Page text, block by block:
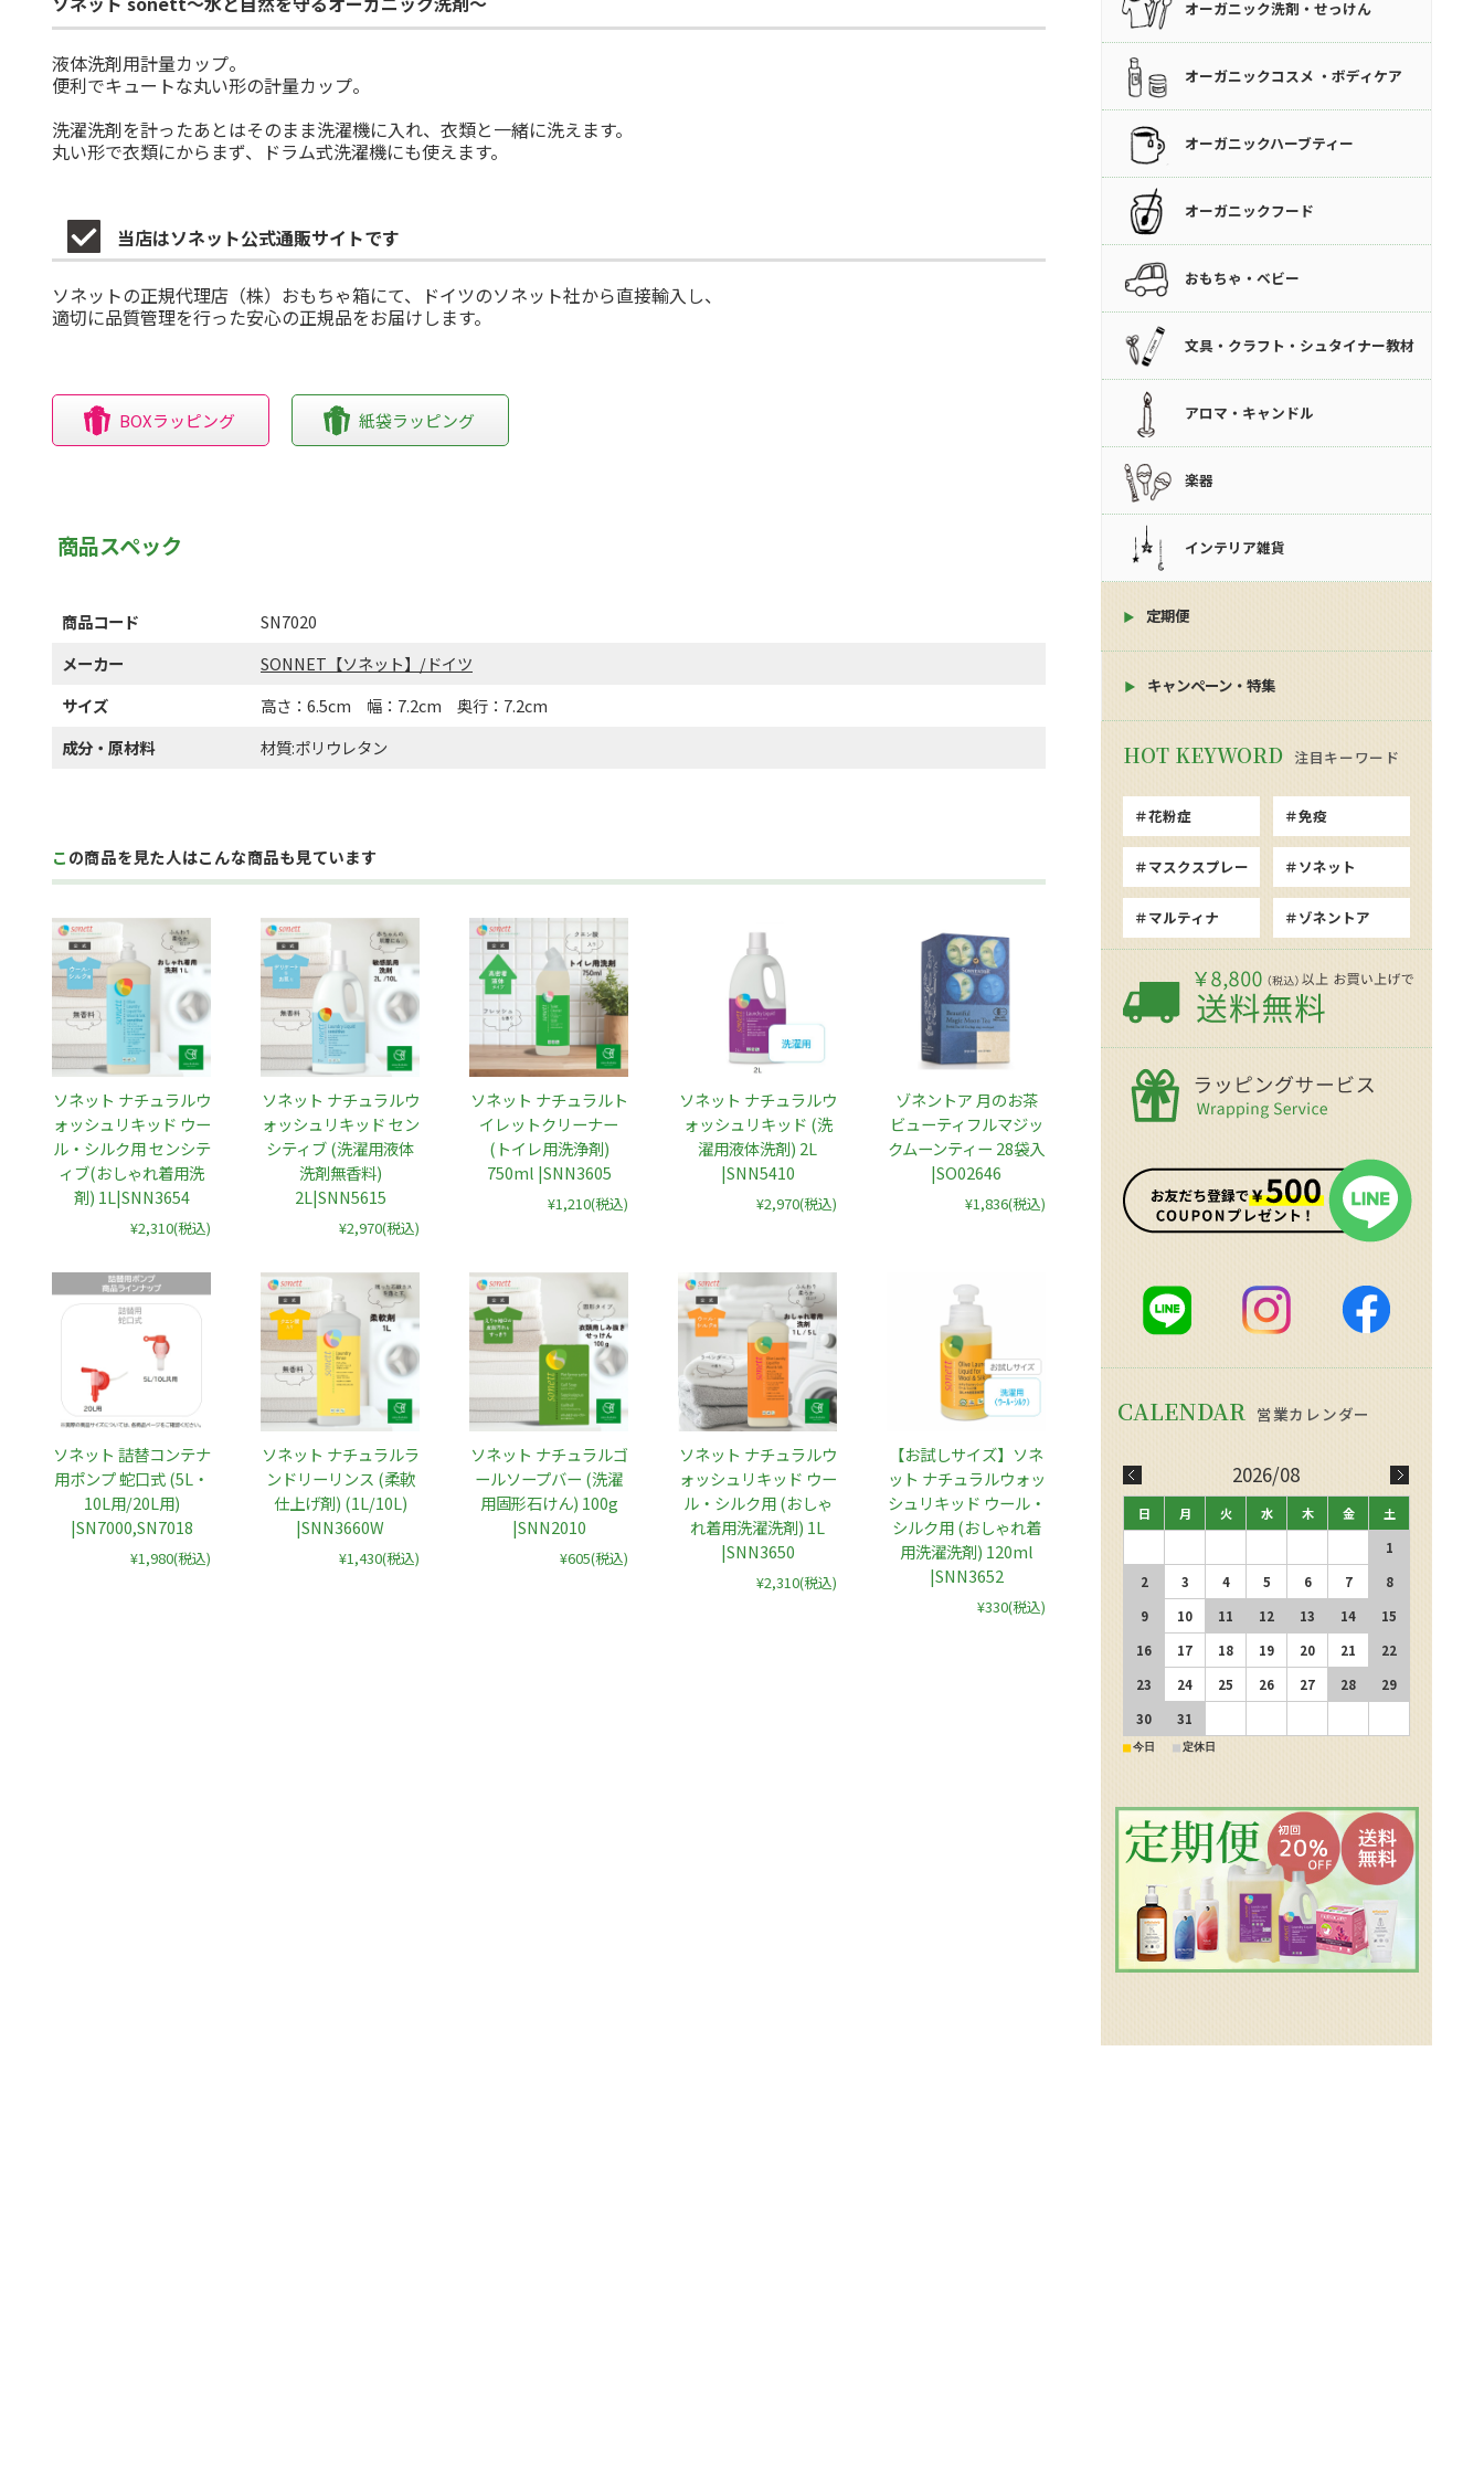
液体洗剤用計量カップ。
便利でキュートな丸い形の計量カップ。
洗濯洗剤を計ったあとはそのまま洗濯機に入れ、衣類と一緒に洗えます。
丸い形で衣類にからまず、ドラム式洗濯機にも使えます。
当店はソネット公式通販サイトです
ソネットの正規代理店（株）おもちゃ箱にて、ドイツのソネット社から直接輸入し、
適切に品質管理を行った安心の正規品をお届けします。
BOXラッピング 紙袋ラッピング
商品スペック
商品コード
SN7020
メーカー
SONNET【ソネット】/ドイツ
サイズ
高さ：6.5cm 幅：7.2cm 奥行：7.2cm
成分・原材料
材質:ポリウレタン
この商品を見た人はこんな商品も見ています
ソネット ナチュラルウ
ォッシュリキッド ウー
ル・シルク用 センシテ
ィブ(おしゃれ着用洗
剤) 1L|SNN3654
¥2,310(税込)
ソネット ナチュラルウ
ォッシュリキッド セン
シティブ (洗濯用液体
洗剤無香料)
2L|SNN5615
¥2,970(税込)
ソネット ナチュラルト
イレットクリーナー
(トイレ用洗浄剤)
750ml |SNN3605
¥1,210(税込)
ソネット ナチュラルウ
ォッシュリキッド (洗
濯用液体洗剤) 2L
|SNN5410
¥2,970(税込)
ゾネントア 月のお茶
ビューティフルマジッ
クムーンティー 28袋入
|SO02646
¥1,836(税込)
ソネット 詰替コンテナ
用ポンプ 蛇口式 (5L・
10L用/20L用)
|SN7000,SN7018
¥1,980(税込)
ソネット ナチュラルラ
ンドリーリンス (柔軟
仕上げ剤) (1L/10L)
|SNN3660W
¥1,430(税込)
ソネット ナチュラルゴ
ールソープバー (洗濯
用固形石けん) 100g
|SNN2010
¥605(税込)
ソネット ナチュラルウ
ォッシュリキッド ウー
ル・シルク用 (おしゃ
れ着用洗濯洗剤) 1L
|SNN3650
¥2,310(税込)
【お試しサイズ】ソネ
ット ナチュラルウォッ
シュリキッド ウール・
シルク用 (おしゃれ着
用洗濯洗剤) 120ml
|SNN3652
¥330(税込)
オーガニック洗剤・せっけん
オーガニックコスメ ・ボディケア
オーガニックハーブティー
オーガニックフード
おもちゃ・ベビー
文具・クラフト・シュタイナー教材
アロマ・キャンドル
楽器
インテリア雑貨
定期便
キャンペーン・特集
注目キーワード
花粉症 免疫
マスクスプレー ソネット
マルティナ ゾネントア
2026/08
日 月 火 水 木 金
土
1
2
3 4 5 6 7
8
9
10 11 12 13 14
15
16
17 18 19 20 21
22
23
24 25 26 27 28
29
30
31
■今日 ■ 定休日